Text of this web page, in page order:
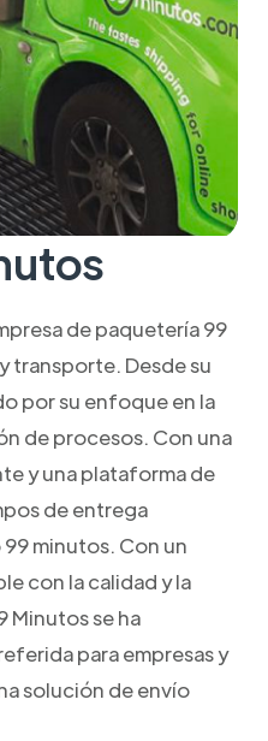
de paquetería 99
transporte. Desde su
por su enfoque en la
de procesos. Con una
y una plataforma de
de entrega
minutos. Con un
con la calidad y la
Minutos se ha
para empresas y
solución de envío